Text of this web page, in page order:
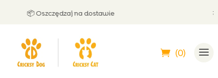
📦 Oszczędzaj na dostawie 🤝
(0)